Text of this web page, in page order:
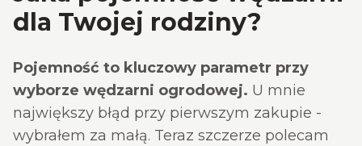
dla Twojej rodziny?
Pojemność to kluczowy parametr przy
wyborze wędzarni ogrodowej. U mnie
największy błąd przy pierwszym zakupie -
wybrałem za małą. Teraz szczerze polecam